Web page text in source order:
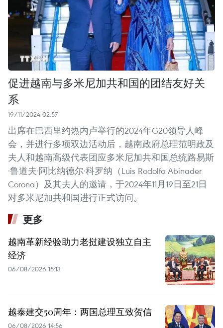
促进越南与多米尼加共和国的团结友好关
系
19/11/2024 02:57
出席在巴西里约热内卢举行的2024年G20领导人峰
会，并进行多项双边活动后，越南政府总理范明政及
夫人和越南高级代表团应多米尼加共和国总统路易斯
·鲁道夫·阿比纳德尔·科罗纳（Luis Rodolfo Abinader
Corona）及其夫人的邀请，于2024年11月19日至21日
对多米尼加共和国进行正式访问。
更多
越南革新经验助力老挝建设独立自主
经济
06/08/2026 15:13
越泰建交50周年：两国总理互致贺信
06/08/2026 14:56